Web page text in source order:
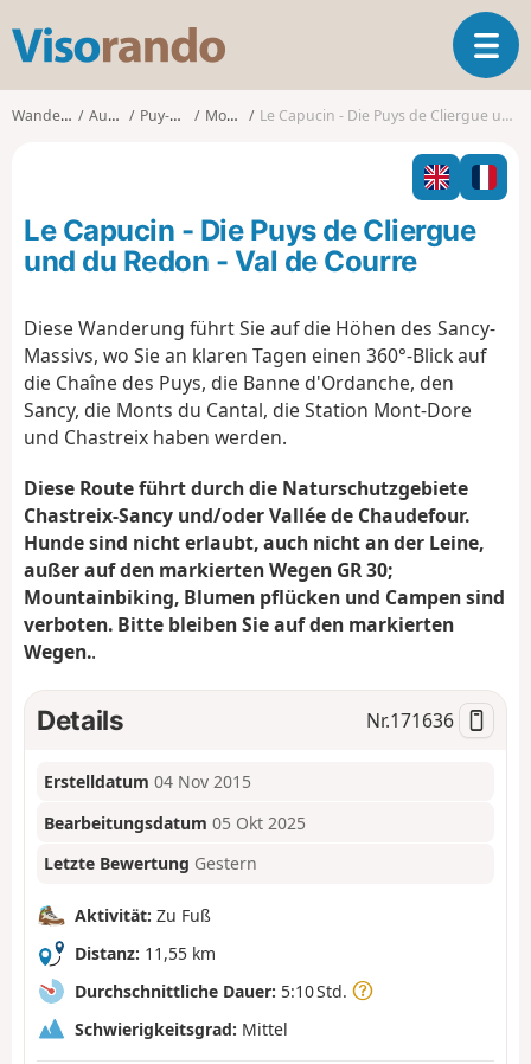
s
o
o
T
o
l
n
a
t
Wanderungen Auvergne Puy-de-Dôme Mont-Dore Le Capucin - Die Puys de Cliergue und du Redon - Val de Courre
Le Capucin - Die Puys de Cliergue
und du Redon - Val de Courre
Diese Wanderung führt Sie auf die Höhen des Sancy-
Massivs, wo Sie an klaren Tagen einen 360°-Blick auf
die Chaîne des Puys, die Banne d'Ordanche, den
Sancy, die Monts du Cantal, die Station Mont-Dore
und Chastreix haben werden.
Diese Route führt durch die Naturschutzgebiete
Chastreix-Sancy und/oder Vallée de Chaudefour.
Hunde sind nicht erlaubt, auch nicht an der Leine,
außer auf den markierten Wegen GR 30;
Mountainbiking, Blumen pflücken und Campen sind
verboten. Bitte bleiben Sie auf den markierten
Wegen..
Details Nr.171636
Erstelldatum 04 Nov 2015
Bearbeitungsdatum 05 Okt 2025
Letzte Bewertung Gestern
Aktivität: Zu Fuß
Distanz: 11,55 km
Durchschnittliche Dauer: 5:10 Std.
Schwierigkeitsgrad: Mittel